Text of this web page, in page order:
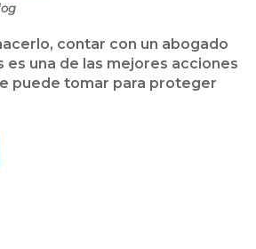
contar con un abogado
es una de las mejores acciones
puede tomar para proteger